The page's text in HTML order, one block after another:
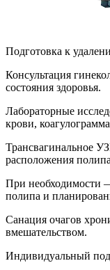
Подготовка к
Консультация
состояния здоровья.
Лабораторные
крови,
Трансвагинальное
расположения
При необходимости
полипа и
Санация очагов
вмешательством.
Индивидуальный